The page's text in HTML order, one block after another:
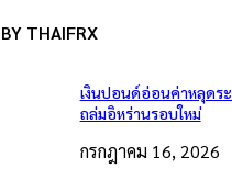
THAIFRX
เงินปอนด์อ่อนค่าหลุดร
ถล่มอิหร่านรอบใหม่
กรกฎาคม 16, 2026